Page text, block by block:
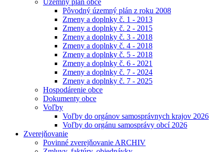
Územný plán obce
Pôvodný územný plán z roku 2008
Zmeny a doplnky č. 1 - 2013
Zmeny a doplnky č. 2 - 2015
Zmeny a doplnky č. 3 - 2018
Zmeny a doplnky č. 4 - 2018
Zmeny a doplnky č. 5 - 2018
Zmeny a doplnky č. 6 - 2021
Zmeny a doplnky č. 7 - 2024
Zmeny a doplnky č. 7 - 2025
Hospodárenie obce
Dokumenty obce
Voľby
Voľby do orgánov samosprávnych krajov 2026
Voľby do orgánu samosprávy obcí 2026
Zverejňovanie
Povinné zverejňovanie ARCHIV